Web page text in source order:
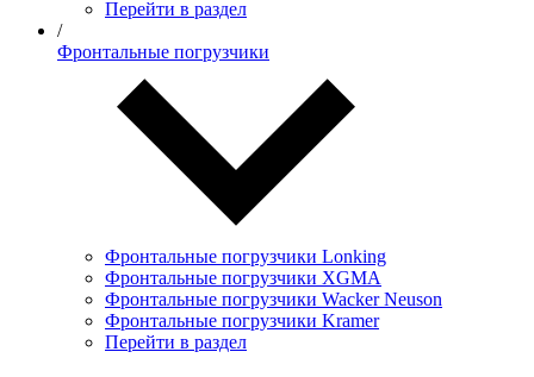
Перейти в раздел
/
Фронтальные погрузчики
Фронтальные погрузчики Lonking
Фронтальные погрузчики XGMA
Фронтальные погрузчики Wacker Neuson
Фронтальные погрузчики Kramer
Перейти в раздел